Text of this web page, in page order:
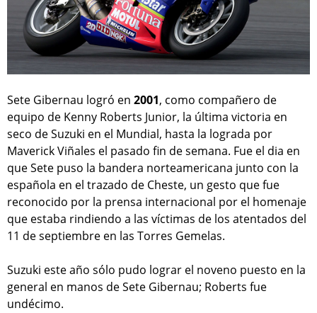
Sete Gibernau logró en 2001, como compañero de
equipo de Kenny Roberts Junior, la última victoria en
seco de Suzuki en el Mundial, hasta la lograda por
Maverick Viñales el pasado fin de semana. Fue el dia en
que Sete puso la bandera norteamericana junto con la
española en el trazado de Cheste, un gesto que fue
reconocido por la prensa internacional por el homenaje
que estaba rindiendo a las víctimas de los atentados del
11 de septiembre en las Torres Gemelas.
Suzuki este año sólo pudo lograr el noveno puesto en la
general en manos de Sete Gibernau; Roberts fue
undécimo.